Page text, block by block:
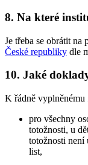
8. Na které
Je třeba se obrátit na
České republiky dle
10. Jaké
K řádně vyplněnému
pro všechny
totožnosti, u
totožnosti není
list,